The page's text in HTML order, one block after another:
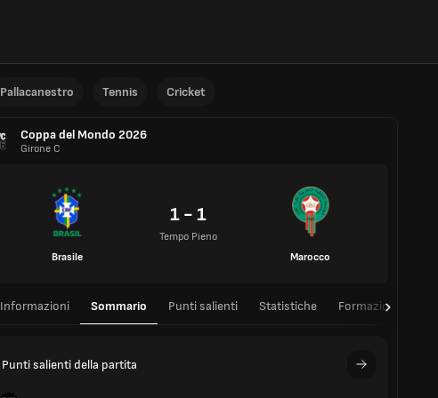
Pallacanestro Tennis Cricket
Coppa del Mondo 2026
Girone C
Brasile
1 - 1
Tempo Pieno
Marocco
Informazioni Sommario Punti salienti Statistiche Formazioni
Punti salienti della partita